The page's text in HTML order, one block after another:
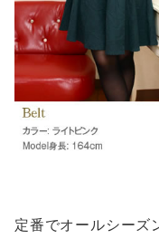
定番でオールシーズ